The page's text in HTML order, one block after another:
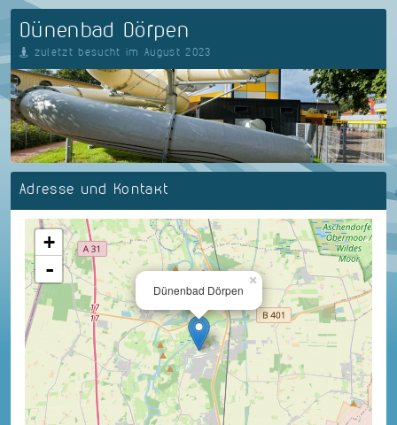
Dünenbad Dörpen
zuletzt besucht im August 2023
Adresse und Kontakt
×
Dünenbad Dörpen
+
-